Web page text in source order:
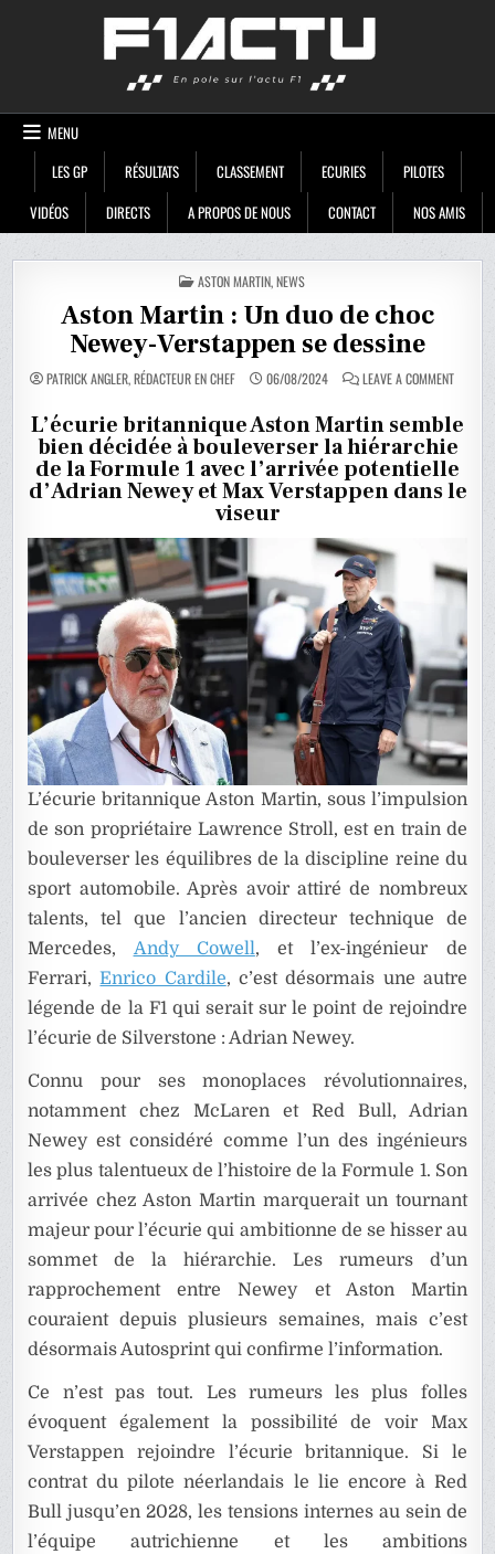
MENU
LES GP
RÉSULTATS CLASSEMENT ECURIES
PILOTES
VIDÉOS
DIRECTS A PROPOS DE NOUS CONTACT NOS AMIS
POSTED
IN
ASTON MARTIN,NEWS
Aston Martin : Un duo de choc
Newey-Verstappen se dessine
PATRICK ANGLER, RÉDACTEUR EN CHEF 06/08/2024 LEAVE A COMMENTON
:
UN
DUO
DE
CHOC
NEWEY-
L’écurie britannique Aston Martin semble
bien décidée à bouleverser la hiérarchie
de la Formule 1 avec l’arrivée potentielle
d’Adrian Newey et Max Verstappen dans le
viseur
L’écurie britannique Aston Martin, sous l’impulsion
de son propriétaire Lawrence Stroll, est en train de
bouleverser les équilibres de la discipline reine du
sport automobile. Après avoir attiré de nombreux
talents, tel que l’ancien directeur technique de
Mercedes, Andy Cowell, et l’ex-ingénieur de
Ferrari,Enrico Cardile, c’est désormais une autre
légende de la F1 qui serait sur le point de rejoindre
l’écurie de Silverstone :Adrian Newey.
Connu pour ses monoplaces révolutionnaires,
notamment chez McLaren et Red Bull, Adrian
Newey est considéré comme l’un des ingénieurs
les plus talentueux de l’histoire de la Formule 1. Son
arrivée chez Aston Martin marquerait un tournant
majeur pour l’écurie qui ambitionne de se hisser au
sommet de la hiérarchie. Les rumeurs d’un
rapprochement entre Newey et Aston Martin
couraient depuis plusieurs semaines, mais c’est
désormais Autosprint qui confirme l’information.
Ce n’est pas tout. Les rumeurs les plus folles
évoquent également la possibilité de voir Max
Verstappen rejoindre l’écurie britannique. Si le
contrat du pilote néerlandais le lie encore à Red
Bull jusqu’en 2028, les tensions internes au sein de
l’équipe autrichienne et les ambitions